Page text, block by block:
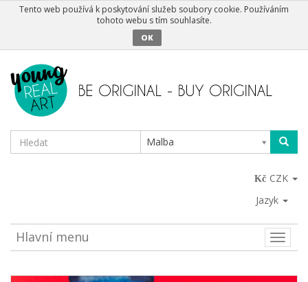
Tento web používá k poskytování služeb soubory cookie. Používáním
tohoto webu s tím souhlasíte.
OK
Malba
CZK
Jazyk
Toggle
Hlavní menu